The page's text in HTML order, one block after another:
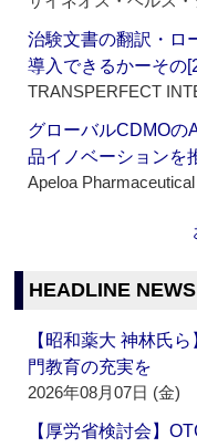
治験文書の翻訳・ロ
導入できるかーその
TRANSPERFECT
グローバルCDMOの
品イノベーションを
Apeloa Pharmaceutical
HEADLINE NEWS
【昭和薬大 神林氏
門教育の充実を
2026年08月07日 (金)
【厚労省検討会】